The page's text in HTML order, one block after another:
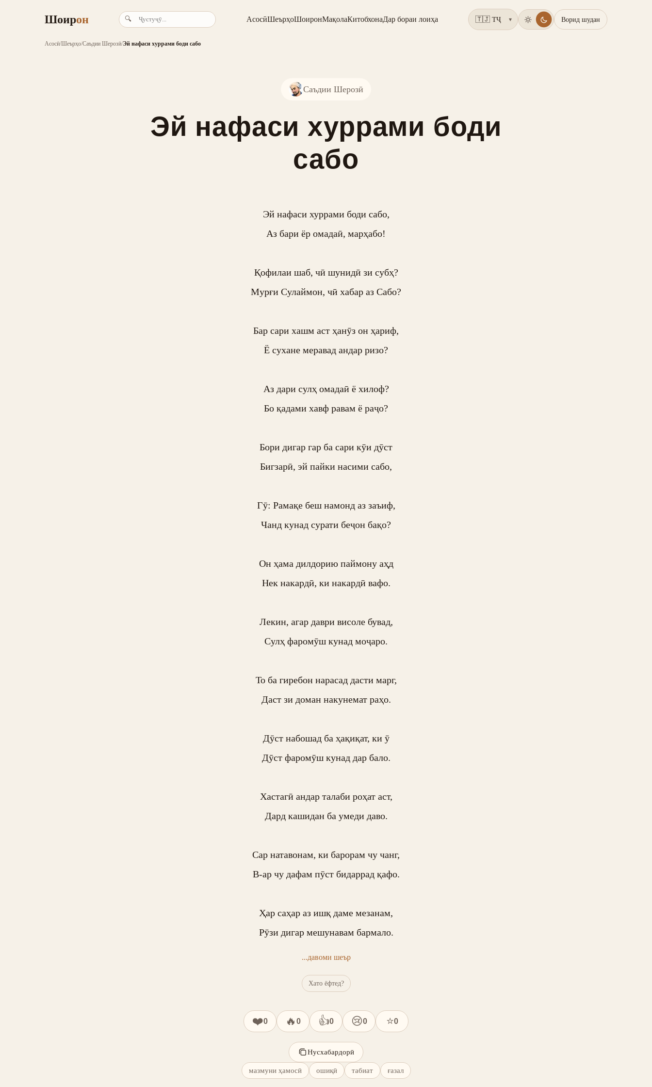
Шоирон 🔍 АсосӣШеърҳоШоиронМақолаКитобхонаДар бораи лоиҳа ▾ Ворид шудан
Асосӣ/Шеърҳо/Саъдии Шерозӣ/Эй нафаси хуррами боди сабо
Саъдии Шерозӣ
Эй нафаси хуррами боди
сабо
Эй нафаси хуррами боди сабо,
Аз бари ёр омадаӣ, марҳабо!
Қофилаи шаб, чӣ шунидӣ зи субҳ?
Мурғи Сулаймон, чӣ хабар аз Сабо?
Бар сари хашм аст ҳанӯз он ҳариф,
Ё сухане меравад андар ризо?
Аз дари сулҳ омадаӣ ё хилоф?
Бо қадами хавф равам ё раҷо?
Бори дигар гар ба сари кӯи дӯст
Бигзарӣ, эй пайки насими сабо,
Гӯ: Рамақе беш намонд аз заъиф,
Чанд кунад сурати беҷон бақо?
Он ҳама дилдорию паймону аҳд
Нек накардӣ, ки накардӣ вафо.
Лекин, агар даври висоле бувад,
Сулҳ фаромӯш кунад моҷаро.
То ба гиребон нарасад дасти марг,
Даст зи доман накунемат раҳо.
Дӯст набошад ба ҳақиқат, ки ӯ
Дӯст фаромӯш кунад дар бало.
Хастагӣ андар талаби роҳат аст,
Дард кашидан ба умеди даво.
Сар натавонам, ки барорам чу чанг,
В-ар чу дафам пӯст бидаррад қафо.
Ҳар саҳар аз ишқ даме мезанам,
Рӯзи дигар мешунавам бармало.
...давоми шеър
Хато ёфтед?
❤️0 🔥 0 👍0 😢0 ⭐0
Нусхабардорӣ
мазмуни ҳамосӣ ошиқӣ табиат ғазал